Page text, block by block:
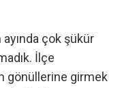
ayında çok şükür
İlçe
gönüllerine girmek